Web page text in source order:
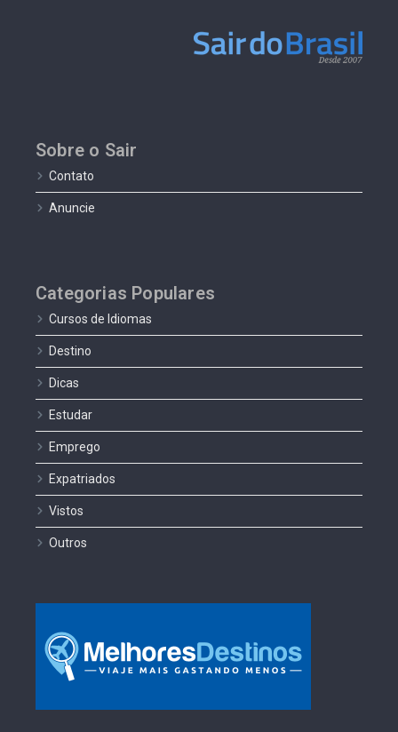
Sobre o Sair
Contato
Anuncie
Categorias Populares
Cursos de Idiomas
Destino
Dicas
Estudar
Emprego
Expatriados
Vistos
Outros